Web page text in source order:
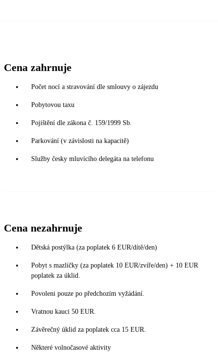
Cena zahrnuje
Počet nocí a stravování dle smlouvy o zájezdu
Pobytovou taxu
Pojištění dle zákona č. 159/1999 Sb.
Parkování (v závislosti na kapacitě)
Služby česky mluvícího delegáta na telefonu
Cena nezahrnuje
Dětská postýlka (za poplatek 6 EUR/dítě/den)
Pobyt s mazlíčky (za poplatek 10 EUR/zvíře/den) + 10 EUR
poplatek za úklid.
Povoleni pouze po předchozím vyžádání.
Vratnou kauci 50 EUR.
Závěrečný úklid za poplatek cca 15 EUR.
Některé volnočasové aktivity